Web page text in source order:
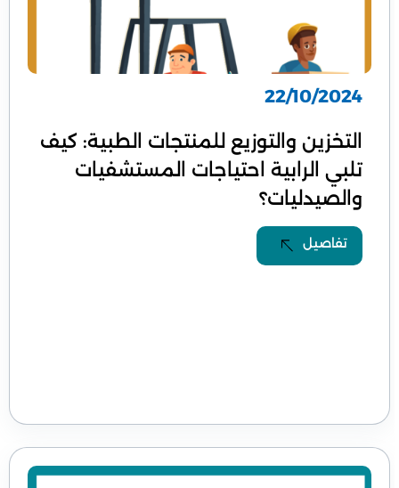
22/10/2024
التخزين والتوزيع للمنتجات الطبية: كيف
تلبي الرابية احتياجات المستشفيات
والصيدليات؟
تفاصيل